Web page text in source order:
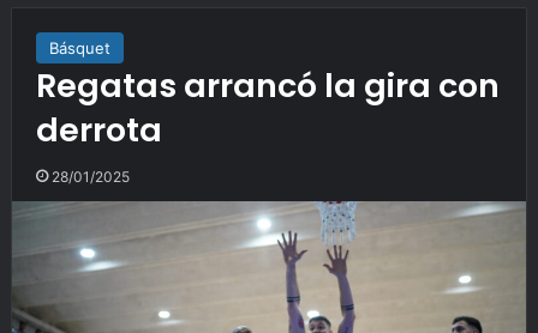
Básquet
Regatas arrancó la gira con
derrota
28/01/2025